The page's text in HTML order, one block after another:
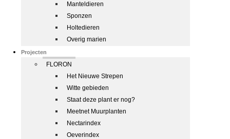
Manteldieren
Sponzen
Holtedieren
Overig marien
Projecten
FLORON
Het Nieuwe Strepen
Witte gebieden
Staat deze plant er nog?
Meetnet Muurplanten
Nectarindex
Oeverindex